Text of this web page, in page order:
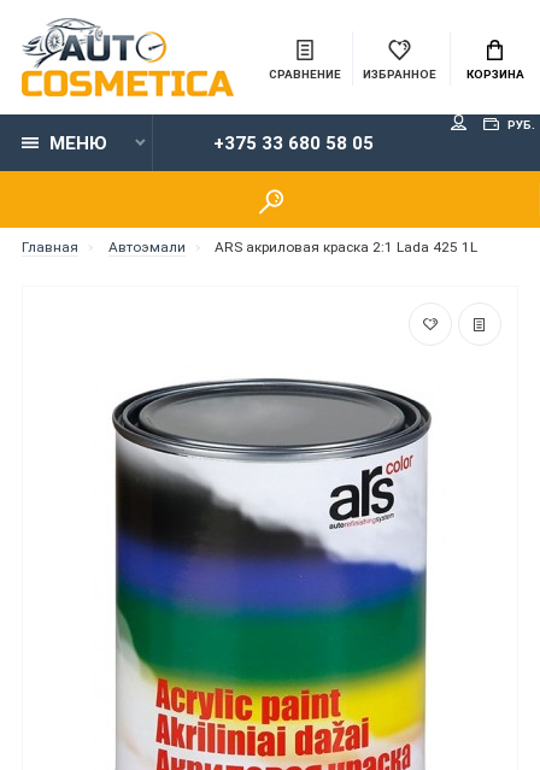
СРАВНЕНИЕ ИЗБРАННОЕ КОРЗИНА
МЕНЮ +375 33 680 58 05
РУБ.
Главная Автоэмали ARS акриловая краска 2:1 Lada 425 1L